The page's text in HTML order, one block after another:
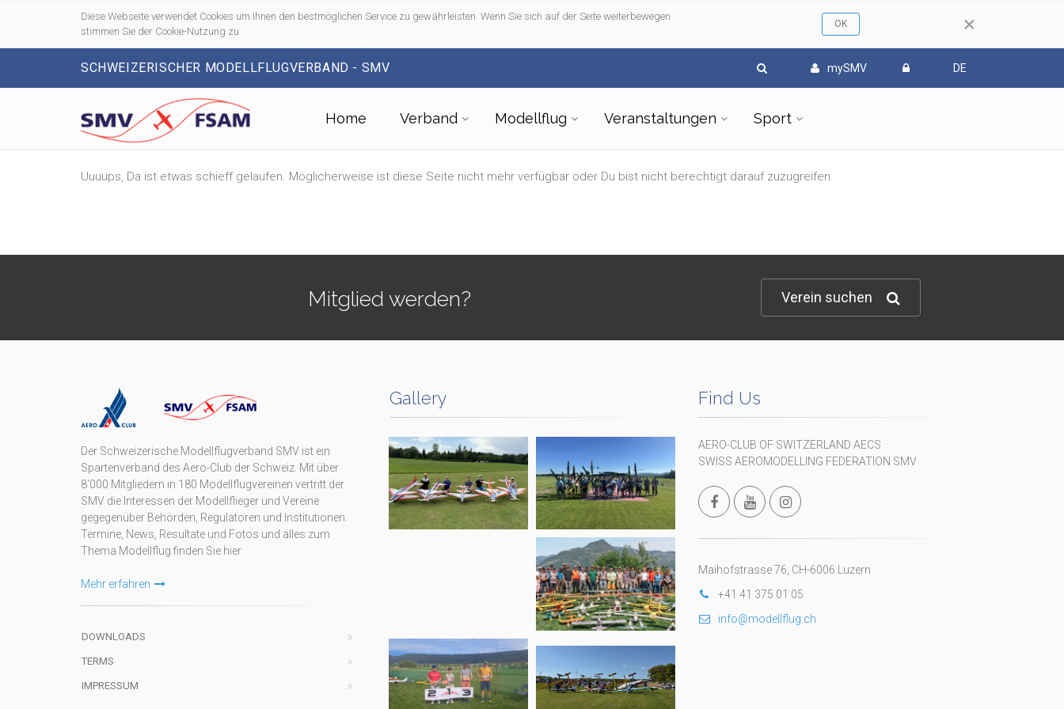
×
Diese Webseite verwendet Cookies um Ihnen den bestmöglichen Service zu gewährleisten. Wenn Sie sich auf der Seite weiterbewegen
stimmen Sie der Cookie-Nutzung zu
SCHWEIZERISCHER MODELLFLUGVERBAND - SMV mySMV DE
Home Verband Modellflug Veranstaltungen Sport
Uuuups, Da ist etwas schieff gelaufen. Möglicherweise ist diese Seite nicht mehr verfügbar oder Du bist nicht berechtigt darauf zuzugreifen.
Mitglied werden? Verein suchen
Der Schweizerische Modellflugverband SMV ist ein
Spartenverband des Aero-Club der Schweiz. Mit über
8'000 Mitgliedern in 180 Modellflugvereinen vertritt der
SMV die Interessen der Modellflieger und Vereine
gegegenüber Behörden, Regulatoren und Institutionen.
Termine, News, Resultate und Fotos und alles zum
Thema Modellflug finden Sie hier.
Mehr erfahren
DOWNLOADS
TERMS
IMPRESSUM
Gallery Find Us
AERO-CLUB OF SWITZERLAND AECS
SWISS AEROMODELLING FEDERATION SMV
Maihofstrasse 76, CH-6006 Luzern
+41 41 375 01 05
info@modellflug.ch